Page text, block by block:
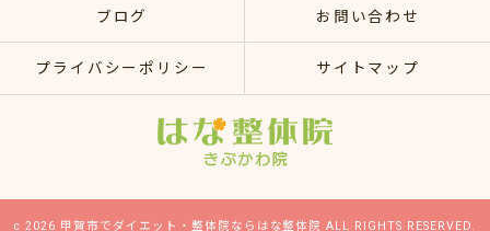
ブログ お問い合わせ
プライバシーポリシー サイトマップ
c 2026 甲賀市でダイエット・整体院ならはな整体院 ALL RIGHTS RESERVED.